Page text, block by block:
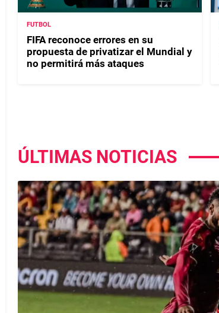
FUTBOL
FIFA reconoce errores en su
propuesta de privatizar el Mundial y
no permitirá más ataques
ÚLTIMAS NOTICIAS